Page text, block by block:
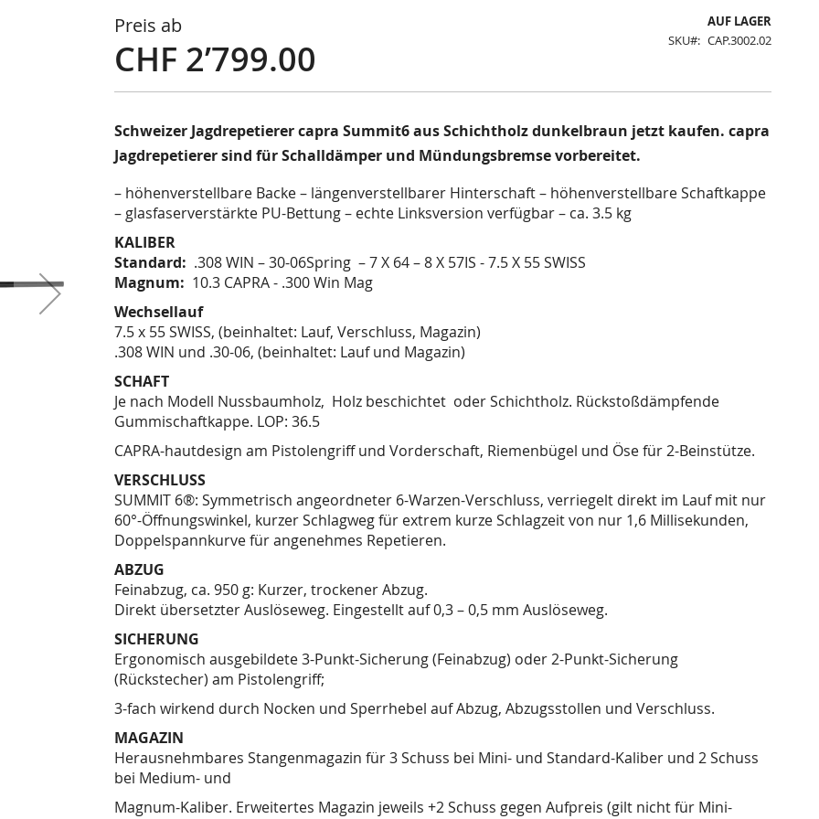
Preis ab
CHF 2’799.00
AUF LAGER
SKU
CAP.3002.02
Schweizer Jagdrepetierer capra Summit6 aus Schichtholz dunkelbraun jetzt kaufen. capra
Jagdrepetierer sind für Schalldämper und Mündungsbremse vorbereitet.
– höhenverstellbare Backe – längenverstellbarer Hinterschaft – höhenverstellbare Schaftkappe
– glasfaserverstärkte PU-Bettung – echte Linksversion verfügbar – ca. 3.5 kg
KALIBER
Standard: .308 WIN – 30-06Spring – 7 X 64 – 8 X 57IS - 7.5 X 55 SWISS
Magnum: 10.3 CAPRA - .300 Win Mag
Wechsellauf
7.5 x 55 SWISS, (beinhaltet: Lauf, Verschluss, Magazin)
.308 WIN und .30-06, (beinhaltet: Lauf und Magazin)
SCHAFT
Je nach Modell Nussbaumholz, Holz beschichtet oder Schichtholz. Rückstoßdämpfende
Gummischaftkappe. LOP: 36.5
CAPRA-hautdesign am Pistolengriff und Vorderschaft, Riemenbügel und Öse für 2-Beinstütze.
VERSCHLUSS
SUMMIT 6®: Symmetrisch angeordneter 6-Warzen-Verschluss, verriegelt direkt im Lauf mit nur
60°-Öffnungswinkel, kurzer Schlagweg für extrem kurze Schlagzeit von nur 1,6 Millisekunden,
Doppelspannkurve für angenehmes Repetieren.
ABZUG
Feinabzug, ca. 950 g: Kurzer, trockener Abzug.
Direkt übersetzter Auslöseweg. Eingestellt auf 0,3 – 0,5 mm Auslöseweg.
SICHERUNG
Ergonomisch ausgebildete 3-Punkt-Sicherung (Feinabzug) oder 2-Punkt-Sicherung
(Rückstecher) am Pistolengriff;
3-fach wirkend durch Nocken und Sperrhebel auf Abzug, Abzugsstollen und Verschluss.
MAGAZIN
Herausnehmbares Stangenmagazin für 3 Schuss bei Mini- und Standard-Kaliber und 2 Schuss
bei Medium- und
Magnum-Kaliber. Erweitertes Magazin jeweils +2 Schuss gegen Aufpreis (gilt nicht für Mini-